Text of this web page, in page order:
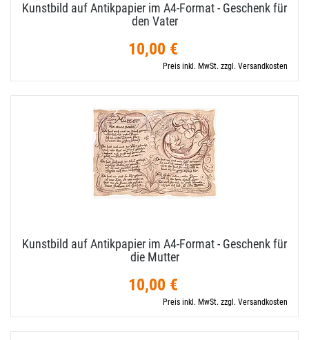
Kunstbild auf Antikpapier im A4-​Format - Geschenk für
den Vater
10,00 €
Preis inkl. MwSt. zzgl. Versandkosten
Kunstbild auf Antikpapier im A4-​Format - Geschenk für
die Mutter
10,00 €
Preis inkl. MwSt. zzgl. Versandkosten